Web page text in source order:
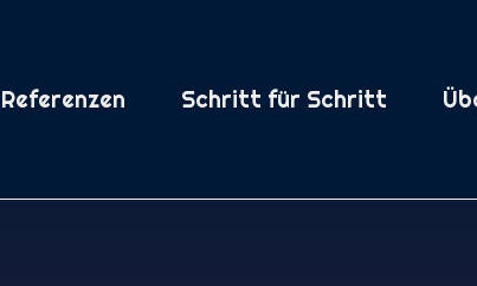
Referenzen Schritt für Schritt